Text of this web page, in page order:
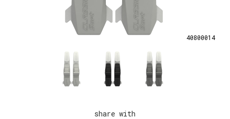
40800014
share with